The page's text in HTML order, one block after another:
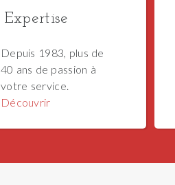
Expertise
Depuis 1983, plus de
40 ans de passion à
votre service.
Découvrir